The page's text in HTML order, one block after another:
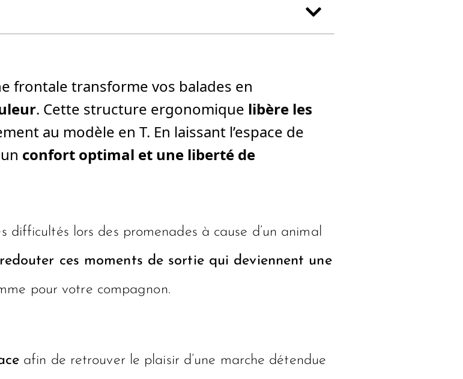
frontale transforme vos balades en
. Cette structure ergonomique libère les
au modèle en T. En laissant l’espace de
confort optimal et une liberté de
lors des promenades à cause d’un animal
redouter ces moments de sortie qui deviennent une
pour votre compagnon.
afin de retrouver le plaisir d’une marche détendue